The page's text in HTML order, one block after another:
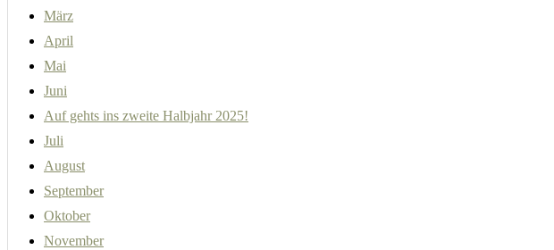
März
April
Mai
Juni
Auf gehts ins zweite Halbjahr 2025!
Juli
August
September
Oktober
November